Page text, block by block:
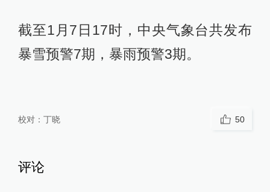
截至1月7日17时，中央气象台共发布
暴雪预警7期，暴雨预警3期。
校对： 丁晓 50
评论